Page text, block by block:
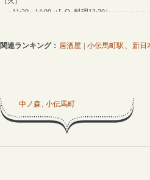
関連ランキング： 居酒屋 小伝馬町駅 、 新日
中ノ森, 小伝馬町